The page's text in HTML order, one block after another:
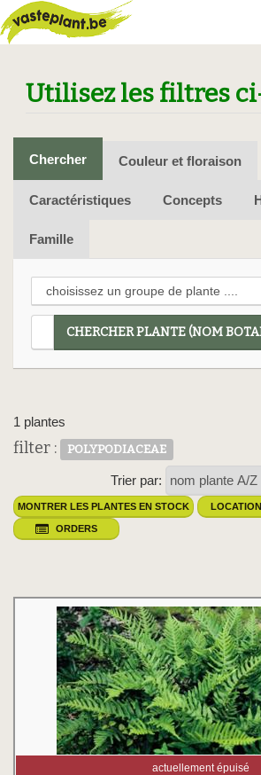
Utilisez les filtres
Chercher Couleur et floraison
Caractéristiques Concepts
Famille
CHERCHER PLANTE (NOM
1 plantes
filter : POLYPODIACEAE
Trier par:
MONTRER LES PLANTES EN STOCK
ORDERS
actuellement épuisé